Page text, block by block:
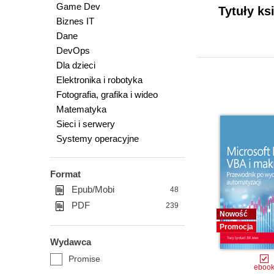
Game Dev
Biznes IT
Dane
DevOps
Dla dzieci
Elektronika i robotyka
Fotografia, grafika i wideo
Matematyka
Sieci i serwery
Systemy operacyjne
Format
Epub/Mobi
48
PDF 239
Wydawca
Promise
Tytuły
Nowość
Promocja
ebook